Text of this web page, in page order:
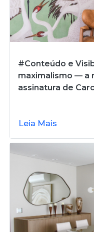
#Conteúdo e
maximalismo — a
assinatura de
Leia Mais